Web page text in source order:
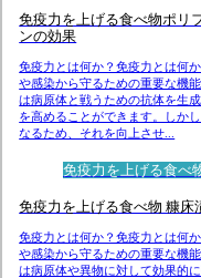
免疫力を上げる食べ物ポリ
ンの効果
免疫力とは何か？免疫力とは何
や感染から守るための重要な機
は病原体と戦うための抗体を生
を高めることができます。しか
なるため、それを向上させ...
免疫力を上げる食べ
免疫力を上げる食べ物 糠床
免疫力とは何か？免疫力とは何
や感染から守るための重要な機
は病原体や異物に対して効果的